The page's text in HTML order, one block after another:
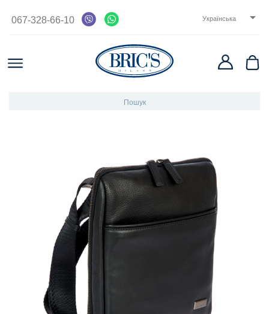
067-328-66-10 Українська 